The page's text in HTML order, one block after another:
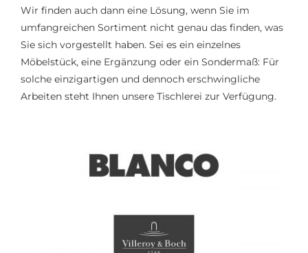
Wir finden auch dann eine Lösung, wenn Sie im
umfangreichen Sortiment nicht genau das finden, was
Sie sich vorgestellt haben. Sei es ein einzelnes
Möbelstück, eine Ergänzung oder ein Sondermaß: Für
solche einzigartigen und dennoch erschwingliche
Arbeiten steht Ihnen unsere Tischlerei zur Verfügung.